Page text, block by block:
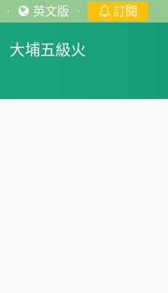
· 英文版 · 訂閱
大埔五級火